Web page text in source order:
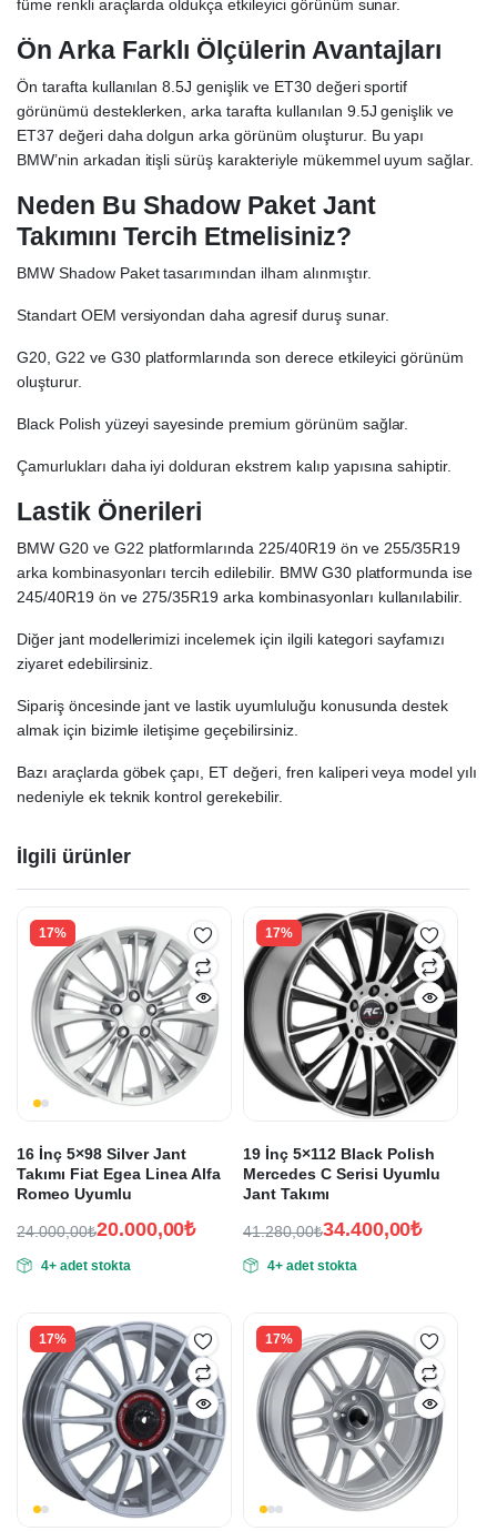
füme renkli araçlarda oldukça etkileyici görünüm sunar.
Ön Arka Farklı Ölçülerin Avantajları
Ön tarafta kullanılan 8.5J genişlik ve ET30 değeri sportif
görünümü desteklerken, arka tarafta kullanılan 9.5J genişlik ve
ET37 değeri daha dolgun arka görünüm oluşturur. Bu yapı
BMW’nin arkadan itişli sürüş karakteriyle mükemmel uyum sağlar.
Neden Bu Shadow Paket Jant
Takımını Tercih Etmelisiniz?
BMW Shadow Paket tasarımından ilham alınmıştır.
Standart OEM versiyondan daha agresif duruş sunar.
G20, G22 ve G30 platformlarında son derece etkileyici görünüm
oluşturur.
Black Polish yüzeyi sayesinde premium görünüm sağlar.
Çamurlukları daha iyi dolduran ekstrem kalıp yapısına sahiptir.
Lastik Önerileri
BMW G20 ve G22 platformlarında 225/40R19 ön ve 255/35R19
arka kombinasyonları tercih edilebilir. BMW G30 platformunda ise
245/40R19 ön ve 275/35R19 arka kombinasyonları kullanılabilir.
Diğer jant modellerimizi incelemek için ilgili kategori sayfamızı
ziyaret edebilirsiniz.
Sipariş öncesinde jant ve lastik uyumluluğu konusunda destek
almak için bizimle iletişime geçebilirsiniz.
Bazı araçlarda göbek çapı, ET değeri, fren kaliperi veya model yılı
nedeniyle ek teknik kontrol gerekebilir.
İlgili ürünler
17%
16 İnç 5×98 Silver Jant
Takımı Fiat Egea Linea Alfa
Romeo Uyumlu
24.000,00₺
fiyat:
20.000,00₺
andaki
20.000,00₺.
4+ adet stokta
17%
19 İnç 5×112 Black Polish
Mercedes C Serisi Uyumlu
Jant Takımı
41.280,00₺
fiyat:
34.400,00₺
andaki
34.400,00₺.
4+ adet stokta
17% 17%